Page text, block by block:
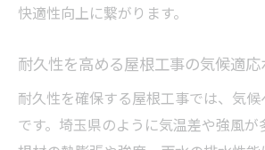
快適性向上に繋がります。
耐久性を高める屋根工事の気候適応
耐久性を確保する屋根工事では、気
です。埼玉県のように気温差や強風